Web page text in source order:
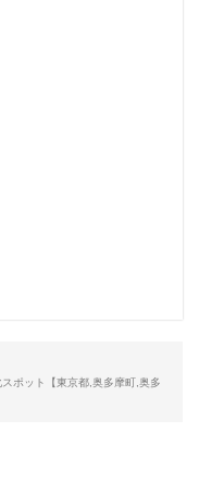
ポット【東京都,奥多摩町,奥多